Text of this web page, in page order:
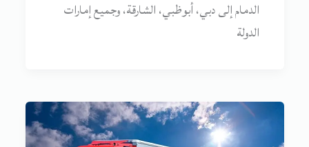
الدمام إلى دبي، أبوظبي، الشارقة، وجميع إمارات
الدولة